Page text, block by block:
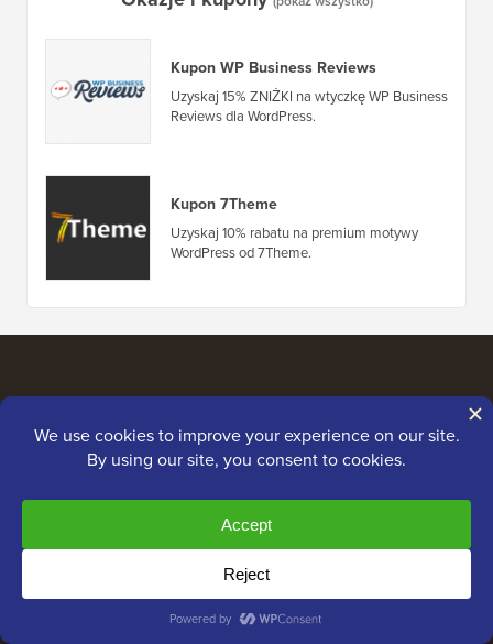
Kupon WP Business Reviews
Uzyskaj 15% ZNIŻKI na wtyczkę WP Business
Reviews dla WordPress.
Kupon 7Theme
Uzyskaj 10% rabatu na premium motywy
WordPress od 7Theme.
Standardy Redakcyjne
Poznaj nasz zespół
Polityka Prywatności
Warunki Korzystania z
Usługi
Ujawnienie FTC
Nie sprzedawaj moich